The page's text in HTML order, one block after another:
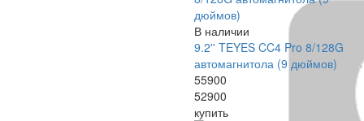
В наличии
9.2'' TEYES CC4 Pro 8/128G
автомагнитола (9 дюймов)
55900
52900
купить